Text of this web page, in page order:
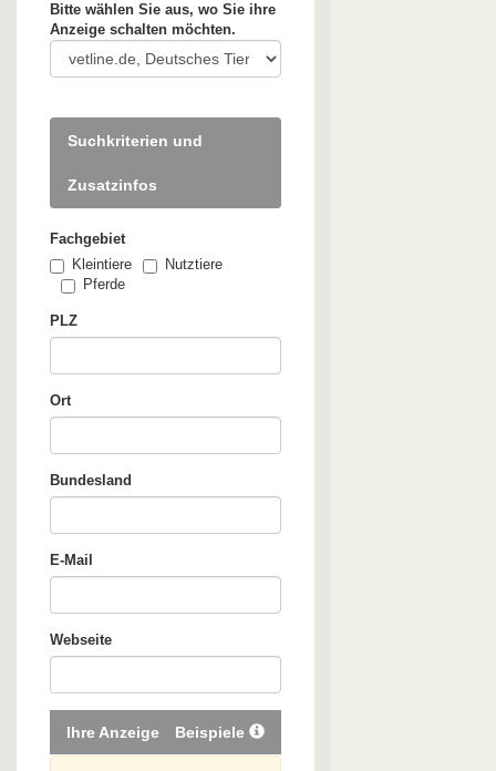
Bitte wählen Sie aus, wo Sie ihre
Anzeige schalten möchten.
Suchkriterien und
Zusatzinfos
Fachgebiet
Kleintiere
Nutztiere
Pferde
PLZ
Ort
Bundesland
E-Mail
Webseite
Ihre Anzeige Beispiele